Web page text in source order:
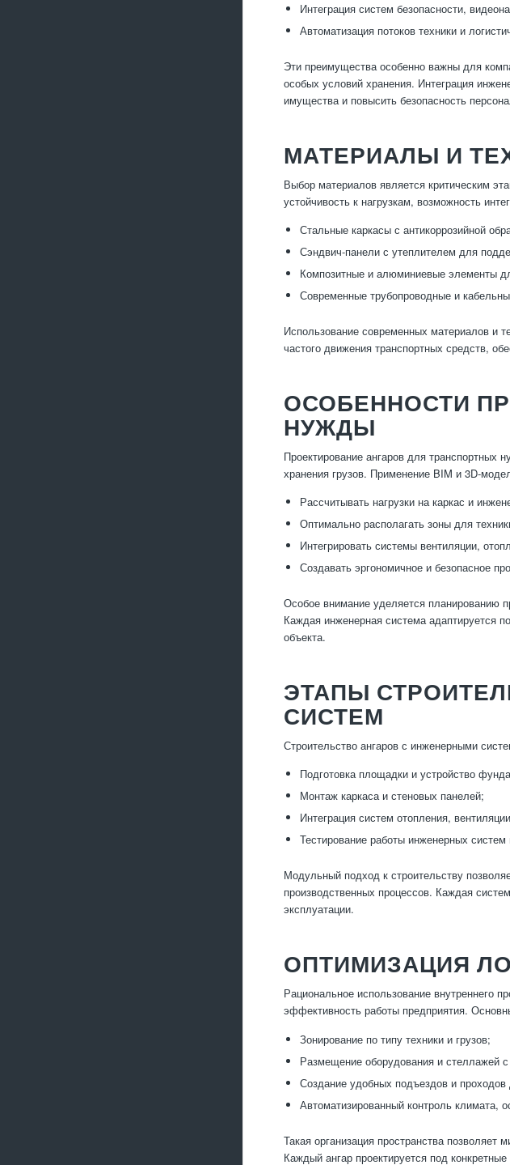
Интеграция систем безопасности,
Автоматизация потоков техники и
Эти преимущества особенно важны для
особых условий хранения. Интеграция
имущества и повысить безопасность
МАТЕРИАЛЫ И
Выбор материалов является критическим
устойчивость к нагрузкам, возможность
Стальные каркасы с антикоррозийной
Сэндвич-панели с утеплителем для
Композитные и алюминиевые элементы
Современные трубопроводные и
Использование современных материалов и
частого движения транспортных средств,
ОСОБЕННОСТИ
НУЖДЫ
Проектирование ангаров для транспортных
хранения грузов. Применение BIM и 3D-
Рассчитывать нагрузки на каркас и
Оптимально располагать зоны для
Интегрировать системы вентиляции,
Создавать эргономичное и безопасное
Особое внимание уделяется планированию
Каждая инженерная система адаптируется
объекта.
ЭТАПЫ
СИСТЕМ
Строительство ангаров с инженерными
Подготовка площадки и устройство
Монтаж каркаса и стеновых панелей;
Интеграция систем отопления,
Тестирование работы инженерных систем
Модульный подход к строительству
производственных процессов. Каждая
эксплуатации.
ОПТИМИЗАЦИЯ
Рациональное использование внутреннего
эффективность работы предприятия.
Зонирование по типу техники и грузов;
Размещение оборудования и стеллажей
Создание удобных подъездов и проходов
Автоматизированный контроль климата,
Такая организация пространства позволяет
Каждый ангар проектируется под